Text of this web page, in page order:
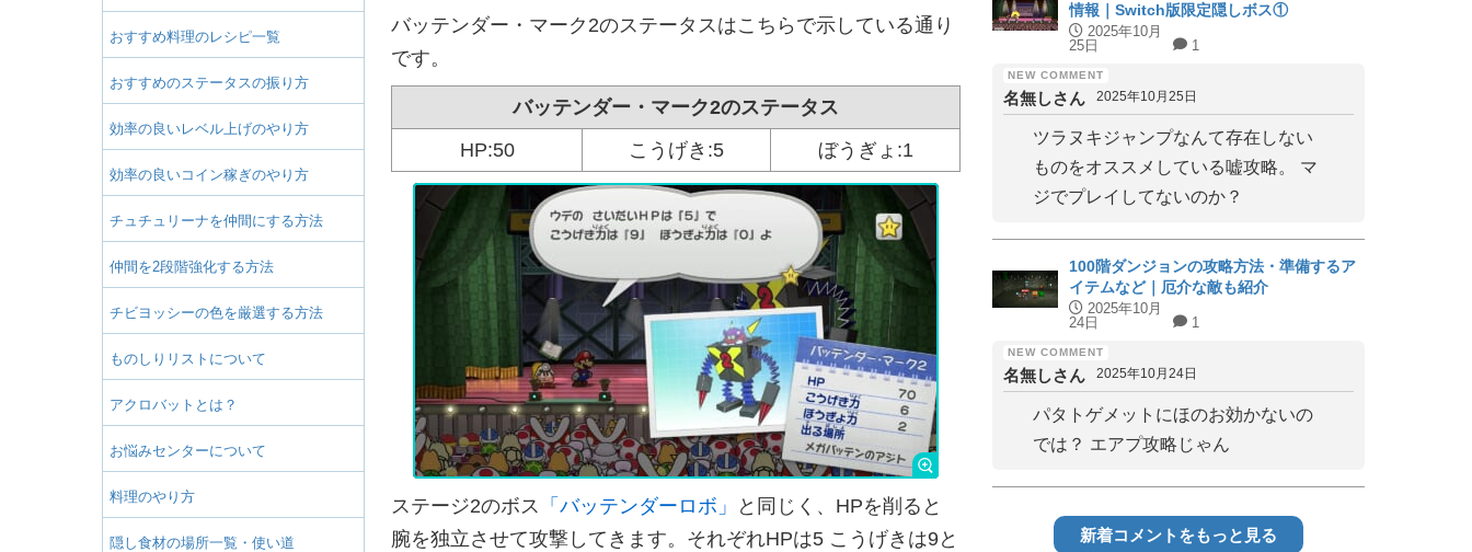
おすすめ料理のレシピ一覧
おすすめのステータスの振り方
効率の良いレベル上げのやり方
効率の良いコイン稼ぎのやり方
チュチュリーナを仲間にする方法
仲間を2段階強化する方法
チビヨッシーの色を厳選する方法
ものしりリストについて
アクロバットとは？
お悩みセンターについて
料理のやり方
隠し食材の場所一覧・使い道
バッテンダー・マーク2のステータスはこちらで示している通り
です。
バッテンダー・マーク2のステータス
HP:50
こうげき:5 ぼうぎょ:1
ステージ2のボス 「バッテンダーロボ」
と同じく、HPを削ると
腕を独立させて攻撃してきます。それぞれHPは5 こうげきは9と
情報｜Switch版限定隠しボス①
2025年10月
25日
1
名無しさん 2025年10月25日
ツラヌキジャンプなんて存在しない
ものをオススメしている嘘攻略。 マ
ジでプレイしてないのか？
100階ダンジョンの攻略方法・準備するア
イテムなど｜厄介な敵も紹介
2025年10月
24日
1
名無しさん 2025年10月24日
パタトゲメットにほのお効かないの
では？ エアプ攻略じゃん
新着コメントをもっと見る